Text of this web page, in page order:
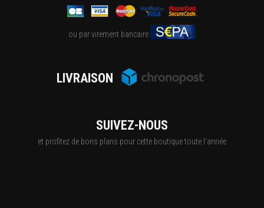
ou par virement bancaire
LIVRAISON
SUIVEZ-NOUS
et profitez de bons plans pour cette boutique toute l'année